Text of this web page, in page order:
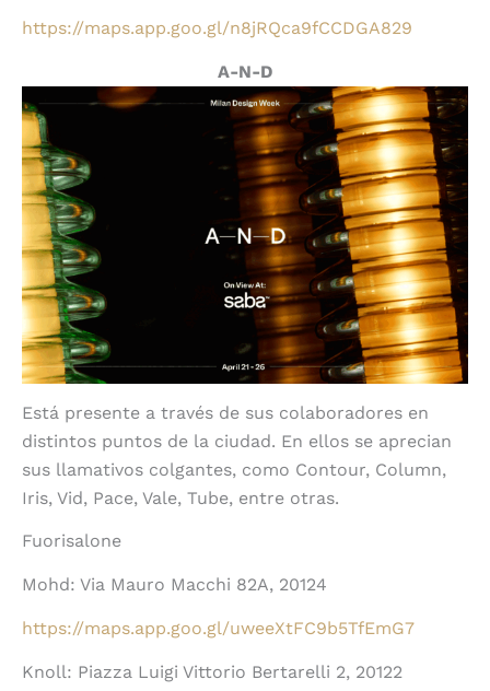
https://maps.app.goo.gl/n8jRQca9fCCDGA829
A-N-D
Está presente a través de sus colaboradores en
distintos puntos de la ciudad. En ellos se aprecian
sus llamativos colgantes, como Contour, Column,
Iris, Vid, Pace, Vale, Tube, entre otras.
Fuorisalone
Mohd: Via Mauro Macchi 82A, 20124
https://maps.app.goo.gl/uweeXtFC9b5TfEmG7
Knoll: Piazza Luigi Vittorio Bertarelli 2, 20122